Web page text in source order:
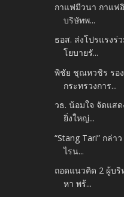
กาแฟมีวนา กาแฟ
บริษัทพ...
ธอส. ส่งโปรแรงร่
โยบายรั...
พิชัย ชุณหวชิร รอ
กระทรวงการ...
วธ. น้อมใจ จัดแส
ยิ่งใหญ่...
“Stang Tari” กล่า
ไรน...
ถอดแนวคิด 2 ผู้บริ
หา พร้...